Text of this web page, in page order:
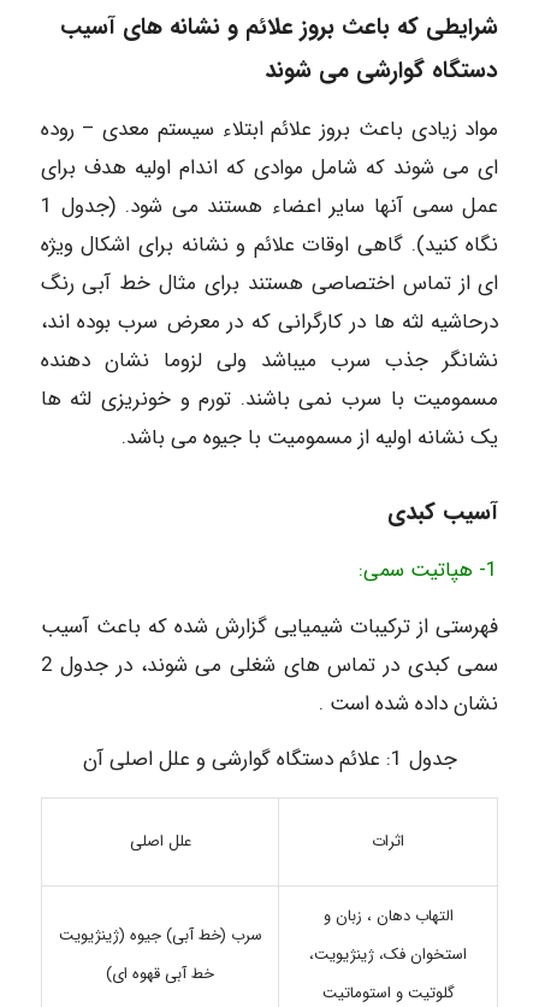
شرایطی که باعث بروز علائم و نشانه های آسیب
دستگاه گوارشی می شوند
مواد زیادی باعث بروز علائم ابتلاء سیستم معدی – روده
ای می شوند که شامل موادی که اندام اولیه هدف برای
عمل سمی آنها سایر اعضاء هستند می شود. (جدول 1
نگاه کنید). گاهی اوقات علائم و نشانه برای اشکال ویژه
ای از تماس اختصاصی هستند برای مثال خط آبی رنگ
درحاشیه لثه ها در کارگرانی که در معرض سرب بوده اند،
نشانگر جذب سرب میباشد ولی لزوما نشان دهنده
مسمومیت با سرب نمی باشند. تورم و خونریزی لثه ها
یک نشانه اولیه از مسمومیت با جیوه می باشد.
آسیب کبدی
1- هپاتیت سمی:
فهرستی از ترکیبات شیمیایی گزارش شده که باعث آسیب
سمی کبدی در تماس های شغلی می شوند، در جدول 2
نشان داده شده است .
جدول 1: علائم دستگاه گوارشی و علل اصلی آن
اثرات علل اصلی
التهاب دهان ، زبان و
استخوان فک، ژینژیویت،
گلوتیت و استوماتیت
سرب (خط آبی) جیوه (ژینژیویت
خط آبی قهوه ای)